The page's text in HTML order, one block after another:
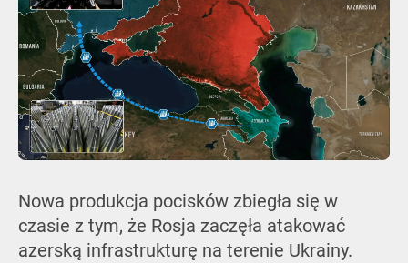
Nowa produkcja pocisków zbiegła się w
czasie z tym, że Rosja zaczęła atakować
azerską infrastrukturę na terenie Ukrainy.